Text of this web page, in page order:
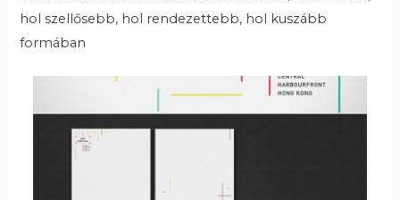
hol szellősebb, hol rendezettebb, hol kuszább
formában